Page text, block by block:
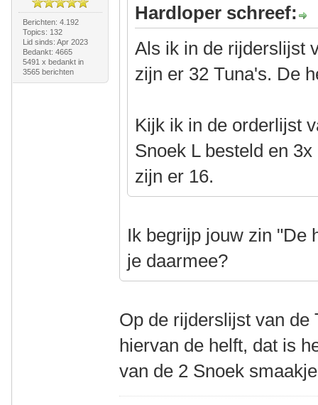
Berichten: 4.192
Topics: 132
Lid sinds: Apr 2023
Bedankt: 4665
5491 x bedankt in
3565 berichten
Hardloper schreef:
Als ik in de rijderslijst
zijn er 32 Tuna's. De
Kijk ik in de orderlijst
Snoek L besteld en
zijn er 16.
Ik begrijp jouw zin "De
je daarmee?
Op de rijderslijst van de
hiervan de helft, dat is
van de 2 Snoek